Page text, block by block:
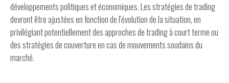
développements politiques et économiques. Les stratégies de trading
devront être ajustées en fonction de l'évolution de la situation, en
privilégiant potentiellement des approches de trading à court terme ou
des stratégies de couverture en cas de mouvements soudains du
marché.